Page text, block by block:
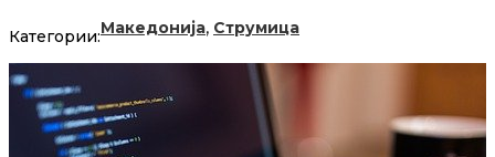
Категории:Македонија, Струмица